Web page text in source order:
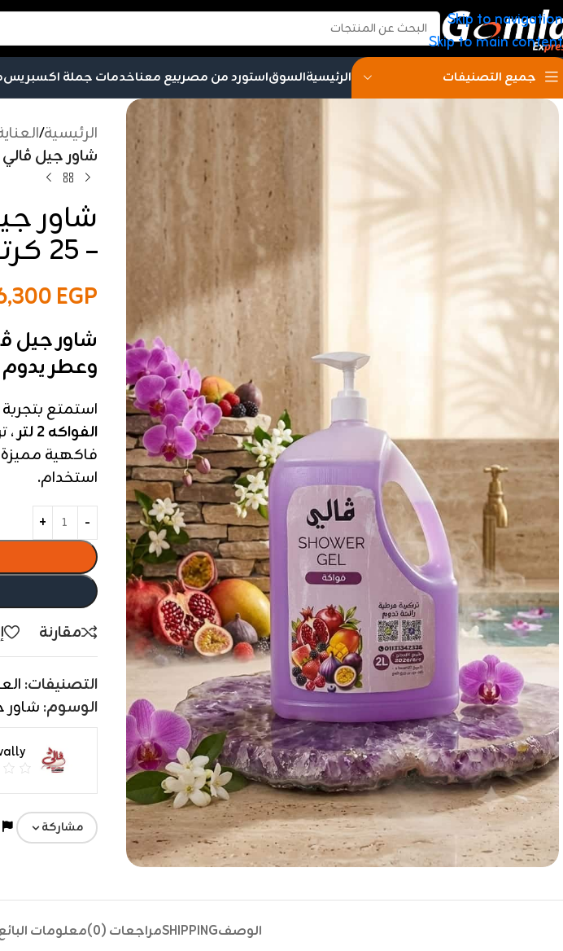
Skip to navigation
Skip to main content
جميع التصنيفات الرئيسيةالسوقاستورد من مصربيع معناخدمات جملة اكسبريس
الرئيسية/
شاور جيل ڤالي برائحة
– 25 كرتون
EGP
وعطر يدوم
استمتع
الفواكه 2 لتر
،
فاكهية
استخدام.
مقارنة
التصنيفات:
الوسوم:
مشاركة
الوصفSHIPPINGمراجعات (0) معلومات